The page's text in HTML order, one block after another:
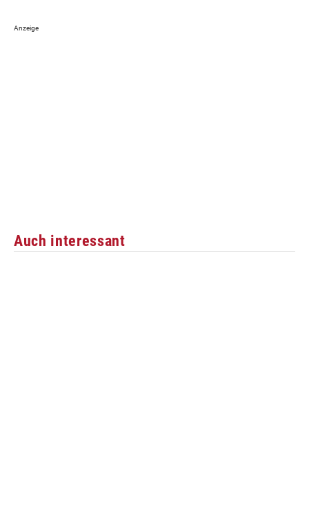
Auch interessant